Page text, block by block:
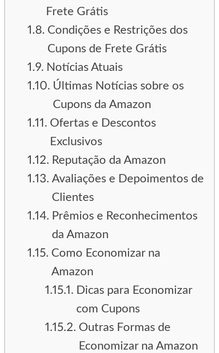
Frete Grátis
Condições e Restrições dos
Cupons de Frete Grátis
Notícias Atuais
Últimas Notícias sobre os
Cupons da Amazon
Ofertas e Descontos
Exclusivos
Reputação da Amazon
Avaliações e Depoimentos de
Clientes
Prêmios e Reconhecimentos
da Amazon
Como Economizar na
Amazon
Dicas para Economizar
com Cupons
Outras Formas de
Economizar na Amazon